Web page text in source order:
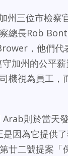
州三位市檢察
總長Rob
，他們代
加州的公平薪
機視為員工，
則於當天發
是因為它提供
廿二號提案「